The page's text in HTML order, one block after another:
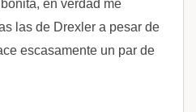
en verdad me
las de Drexler a pesar de
escasamente un par de